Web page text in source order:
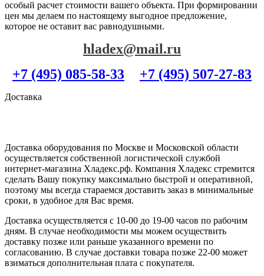
особый расчет стоимости вашего объекта. При формировании
цен мы делаем по настоящему выгодное предложение,
которое не оставит вас равнодушными.
hladex@mail.ru
+7 (495) 085-58-33
+7 (495) 507-27-83
Доставка
Доставка оборудования по Москве и Московской области
осуществляется собственной логистической службой
интернет-магазина Хладекс.рф. Компания Хладекс стремится
сделать Вашу покупку максимально быстрой и оперативной,
поэтому мы всегда стараемся доставить заказ в минимальные
сроки, в удобное для Вас время.
Доставка осуществляется с 10-00 до 19-00 часов по рабочим
дням. В случае необходимости мы можем осуществить
доставку позже или раньше указанного времени по
согласованию. В случае доставки товара позже 22-00 может
взиматься дополнительная плата с покупателя.